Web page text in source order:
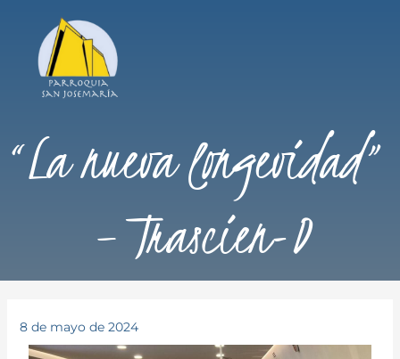
“La nueva longevidad”
– Trascien-D
8 de mayo de 2024